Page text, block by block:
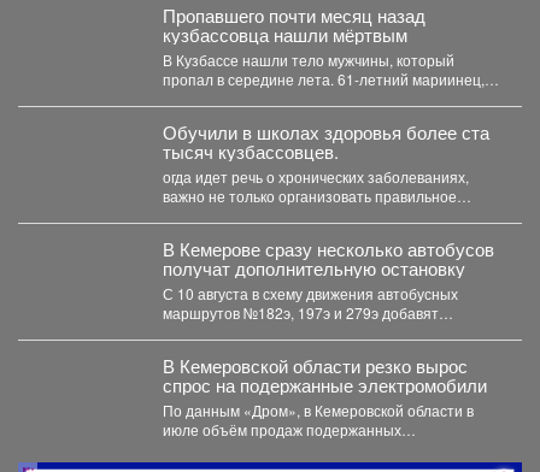
Пропавшего почти месяц назад
кузбассовца нашли мёртвым
В Кузбассе нашли тело мужчины, который
пропал в середине лета. 61-летний мариинец,
Обучили в школах здоровья более ста
тысяч кузбассовцев.
огда идет речь о хронических заболеваниях,
важно не только организовать правильное
В Кемерове сразу несколько автобусов
получат дополнительную остановку
С 10 августа в схему движения автобусных
маршрутов №182э, 197э и 279э добавят
В Кемеровской области резко вырос
спрос на подержанные электромобили
По данным «Дром», в Кемеровской области в
июле объём продаж подержанных